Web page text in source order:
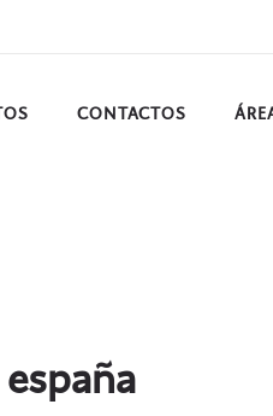
CONTACTOS